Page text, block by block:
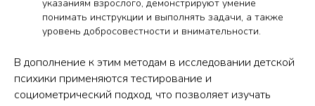
указаниям взрослого, демонстрируют умение
понимать инструкции и выполнять задачи, а также
уровень добросовестности и внимательности.
В дополнение к этим методам в исследовании детской
психики применяются тестирование и
социометрический подход, что позволяет изучать